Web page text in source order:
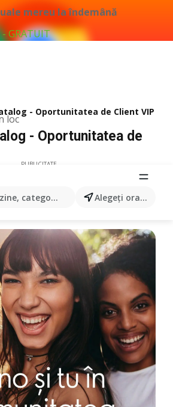
mereu la îndemână
GRATUIT
loc
categorii, produse... Alegeţi oraşul
- Oportunitatea de Client VIP
- Oportunitatea de
PUBLICITATE